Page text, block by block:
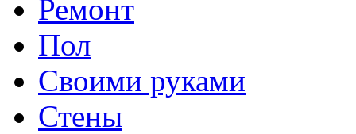
Ремонт
Пол
Своими руками
Стены